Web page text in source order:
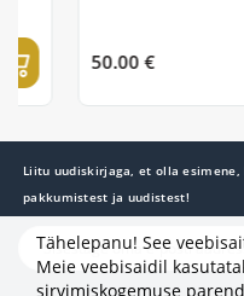
50.00 €
Liitu uudiskirjaga, et olla esimene,
pakkumistest ja uudistest!
Tähelepanu! See
Meie veebisaidil
sirvimiskogemuse